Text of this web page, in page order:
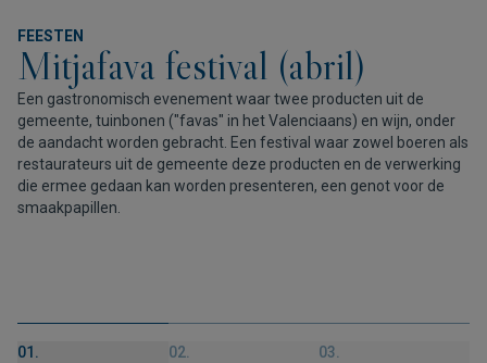
FEESTEN
Mitjafava festival (abril)
Een gastronomisch evenement waar twee producten uit de
gemeente, tuinbonen ("favas" in het Valenciaans) en wijn, onder
de aandacht worden gebracht. Een festival waar zowel boeren als
restaurateurs uit de gemeente deze producten en de verwerking
die ermee gedaan kan worden presenteren, een genot voor de
smaakpapillen.
01. 02. 03.